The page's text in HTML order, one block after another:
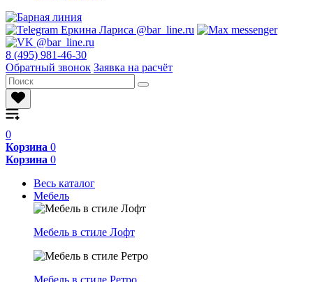
8 (495) 981-46-30
Обратный звонок Заявка на расчёт
0
Корзина 0
Корзина 0
Весь каталог
Мебель
Мебель в стиле Лофт
Мебель в стиле Ретро